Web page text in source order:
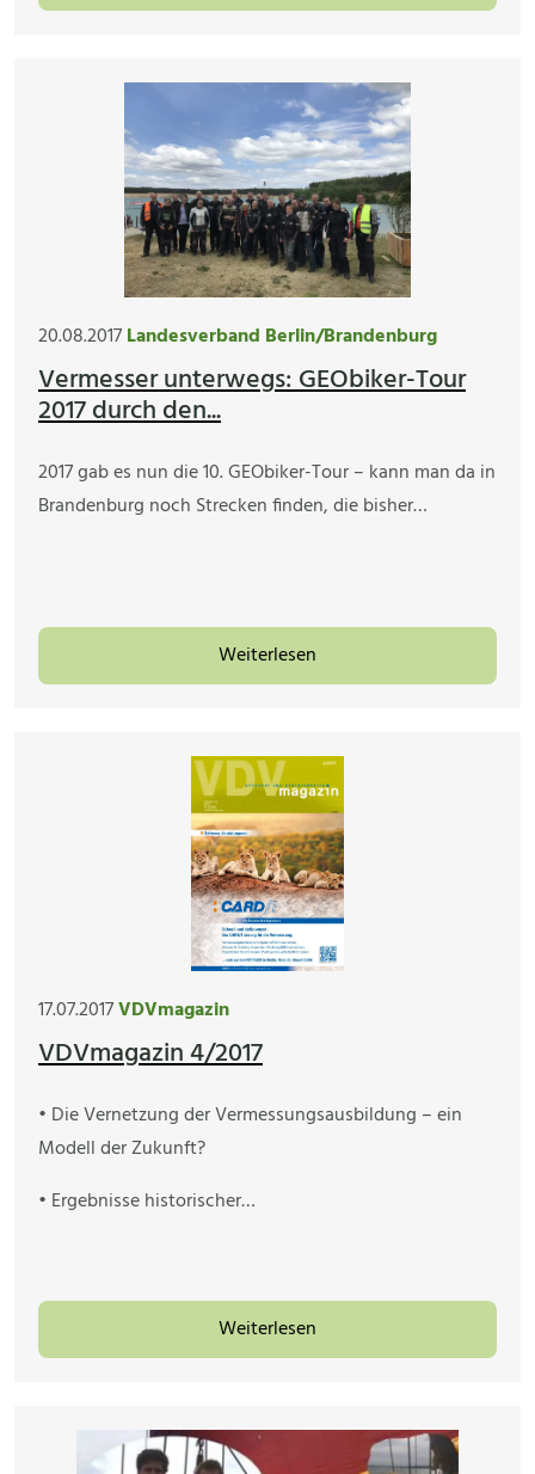
20.08.2017Landesverband Berlin/Brandenburg
Vermesser unterwegs: GEObiker-Tour
2017 durch den...
2017 gab es nun die 10. GEObiker-Tour – kann man da in
Brandenburg noch Strecken finden, die bisher…
Weiterlesen
17.07.2017VDVmagazin
VDVmagazin 4/2017
• Die Vernetzung der Vermessungsausbildung – ein
Modell der Zukunft?
• Ergebnisse historischer…
Weiterlesen